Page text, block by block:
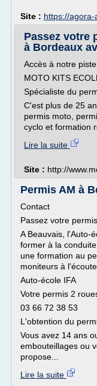
Site : https://
Passez votre
à Bordeaux
Accès à notre
MOTO KITS
Spécialiste du
C'est plus de 25
permis moto,
cyclo et formation
Lire la suite
Site : http://
Permis AM à
Contact
Passez votre
A Beauvais, l'Auto-
former à la
une formation au
moniteurs à l'écoute.
Auto-école IFA
Votre permis 2
03 66 72 38 53
L'obtention du
Vous avez 14 ans
embouteillages ou
propose...
Lire la suite